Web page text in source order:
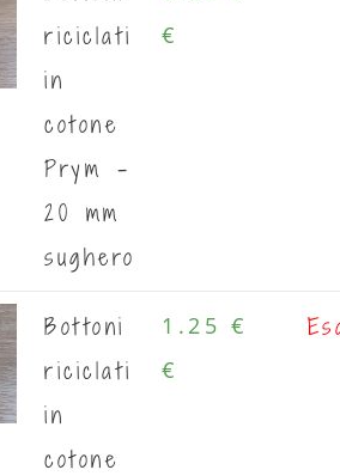
riciclati
in
cotone
Prym -
20 mm
sughero
€
Bottoni
riciclati
in
cotone
1.25 €
€